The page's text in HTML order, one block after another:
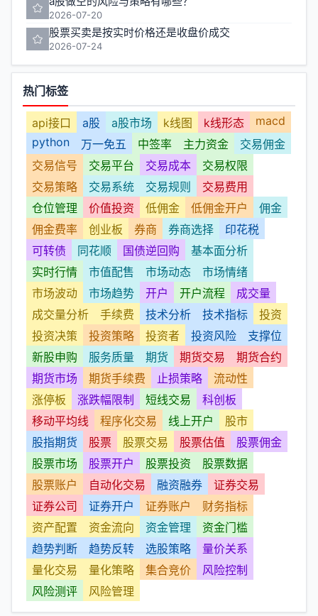
2026-07-20
股票买卖是按实时价格还是收盘价成交
2026-07-24
热门标签
api接口 a股 a股市场 k线图 k线形态
macd
python
万一免五 中签率 主力资金
交易佣金
交易信号
交易平台 交易成本
交易权限
交易策略
交易系统 交易规则
交易费用
仓位管理
价值投资 低佣金 低佣金开户
佣金
佣金费率
创业板 券商 券商选择
印花税
可转债
同花顺 国债逆回购
基本面分析
实时行情
市值配售 市场动态
市场情绪
市场波动
市场趋势 开户 开户流程
成交量
成交量分析
手续费 技术分析 技术指标
投资
投资决策
投资策略 投资者 投资风险
支撑位
新股申购
服务质量 期货 期货交易
期货合约
期货市场
期货手续费 止损策略
流动性
涨停板
涨跌幅限制 短线交易
科创板
移动平均线
程序化交易 线上开户
股市
股指期货
股票 股票交易 股票估值
股票佣金
股票市场
股票开户 股票投资
股票数据
股票账户
自动化交易 融资融券
证券交易
证券公司
证券开户 证券账户
财务指标
资产配置
资金流向 资金管理
资金门槛
趋势判断
趋势反转 选股策略
量价关系
量化交易
量化策略 集合竞价
风险控制
风险测评
风险管理